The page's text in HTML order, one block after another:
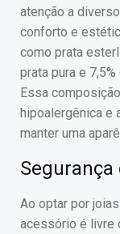
atenção a
conforto e
como prata
prata pura e
Essa
hipoalergênica e
manter uma
Ao optar por
acessório é livre